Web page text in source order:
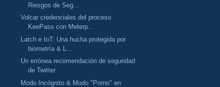
Riesgos de Seg...
Volcar credenciales del proceso
KeePass con Meterp...
Latch e IoT: Una hucha protegida por
biometría & L...
Un errónea recomendación de seguridad
de Twitter
Modo Incógnito & Modo "Porno" en